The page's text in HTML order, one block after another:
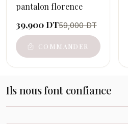
pantalon florence
39,900 DT59,000 DT
COMMANDER
Ils nous font confiance